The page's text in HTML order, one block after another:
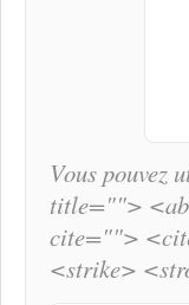
Vous pouvez
title="">
cite="">
<strike>